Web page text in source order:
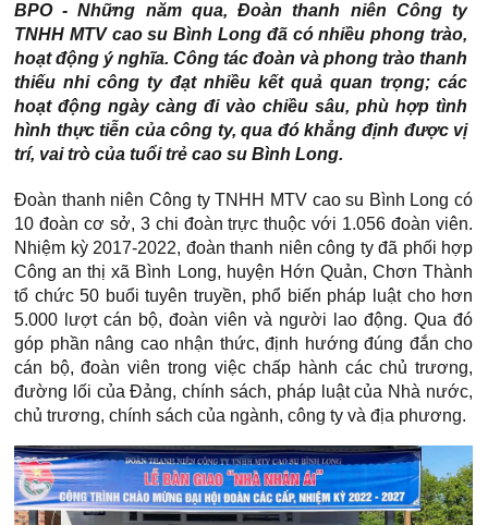
BPO - Những năm qua, Đoàn thanh niên Công ty
TNHH MTV cao su Bình Long đã có nhiều phong trào,
hoạt động ý nghĩa. Công tác đoàn và phong trào thanh
thiếu nhi công ty đạt nhiều kết quả quan trọng; các
hoạt động ngày càng đi vào chiều sâu, phù hợp tình
hình thực tiễn của công ty, qua đó khẳng định được vị
trí, vai trò của tuổi trẻ cao su Bình Long.
Đoàn thanh niên Công ty TNHH MTV cao su Bình Long có
10 đoàn cơ sở, 3 chi đoàn trực thuộc với 1.056 đoàn viên.
Nhiệm kỳ 2017-2022, đoàn thanh niên công ty đã phối hợp
Công an thị xã Bình Long, huyện Hớn Quản, Chơn Thành
tổ chức 50 buổi tuyên truyền, phổ biến pháp luật cho hơn
5.000 lượt cán bộ, đoàn viên và người lao động. Qua đó
góp phần nâng cao nhận thức, định hướng đúng đắn cho
cán bộ, đoàn viên trong việc chấp hành các chủ trương,
đường lối của Đảng, chính sách, pháp luật của Nhà nước,
chủ trương, chính sách của ngành, công ty và địa phương.